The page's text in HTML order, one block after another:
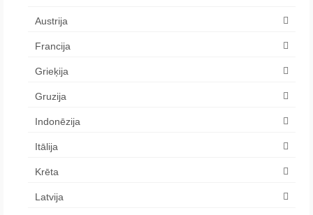
Austrija
Francija
Grieķija
Gruzija
Indonēzija
Itālija
Krēta
Latvija